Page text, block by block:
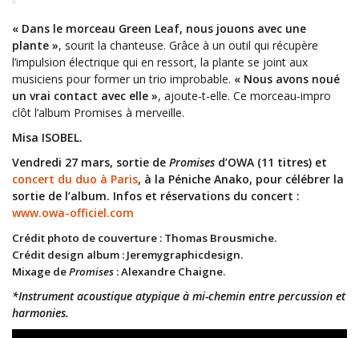
« Dans le morceau Green Leaf, nous jouons avec une
plante », sourit la chanteuse. Grâce à un outil qui récupère
l’impulsion électrique qui en ressort, la plante se joint aux
musiciens pour former un trio improbable. « Nous avons noué
un vrai contact avec elle », ajoute-t-elle. Ce morceau-impro
clôt l’album Promises à merveille.
Misa ISOBEL.
Vendredi 27 mars, sortie de Promises d’OWA (11 titres) et
concert du duo à Paris, à la Péniche Anako, pour célébrer la
sortie de l’album. Infos et réservations du concert :
www.owa-officiel.com
Crédit photo de couverture : Thomas Brousmiche.
Crédit design album : Jeremygraphicdesign.
Mixage dePromises : Alexandre Chaigne.
*Instrument acoustique atypique à mi-chemin entre percussion et
harmonies.